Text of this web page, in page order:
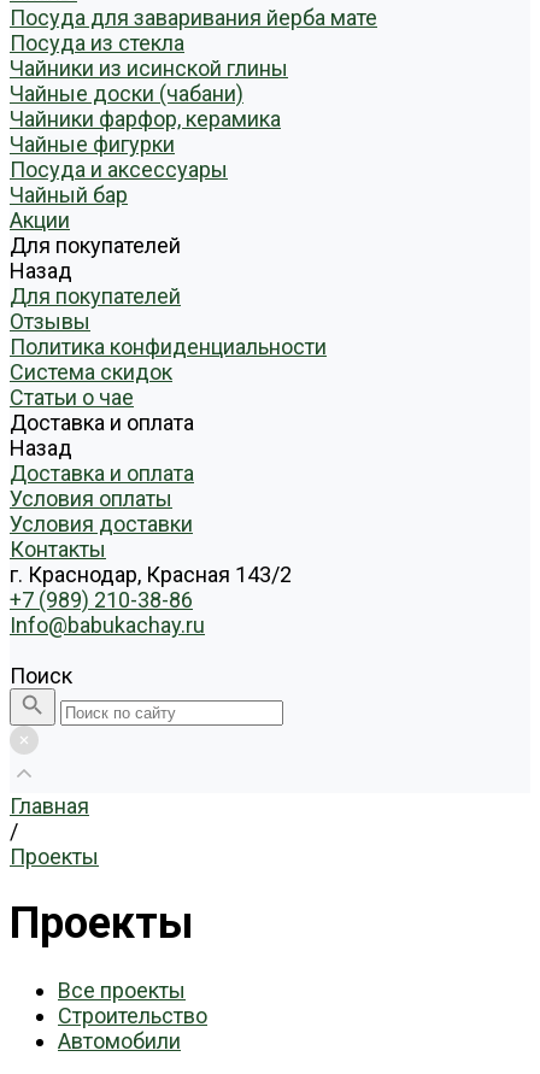
Посуда для заваривания йерба мате
Посуда из стекла
Чайники из исинской глины
Чайные доски (чабани)
Чайники фарфор, керамика
Чайные фигурки
Посуда и аксессуары
Чайный бар
Акции
Для покупателей
Назад
Для покупателей
Отзывы
Политика конфиденциальности
Система скидок
Статьи о чае
Доставка и оплата
Назад
Доставка и оплата
Условия оплаты
Условия доставки
Контакты
г. Краснодар, Красная 143/2
+7 (989) 210-38-86
Info@babukachay.ru
Поиск
Главная
/
Проекты
Проекты
Все проекты
Строительство
Автомобили